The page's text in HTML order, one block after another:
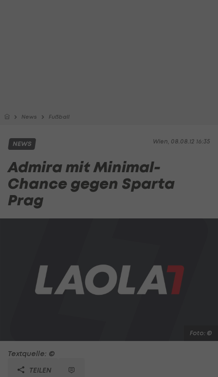
News Fußball
Wien, 08.08.12 16:35
NEWS
Admira mit Minimal-
Chance gegen Sparta
Prag
Foto: ©
Textquelle: ©
TEILEN